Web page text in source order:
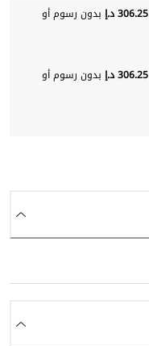
306.25 د.إ بدون رسوم أو
306.25 د.إ بدون رسوم أو